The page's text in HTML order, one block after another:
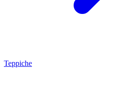
Teppiche